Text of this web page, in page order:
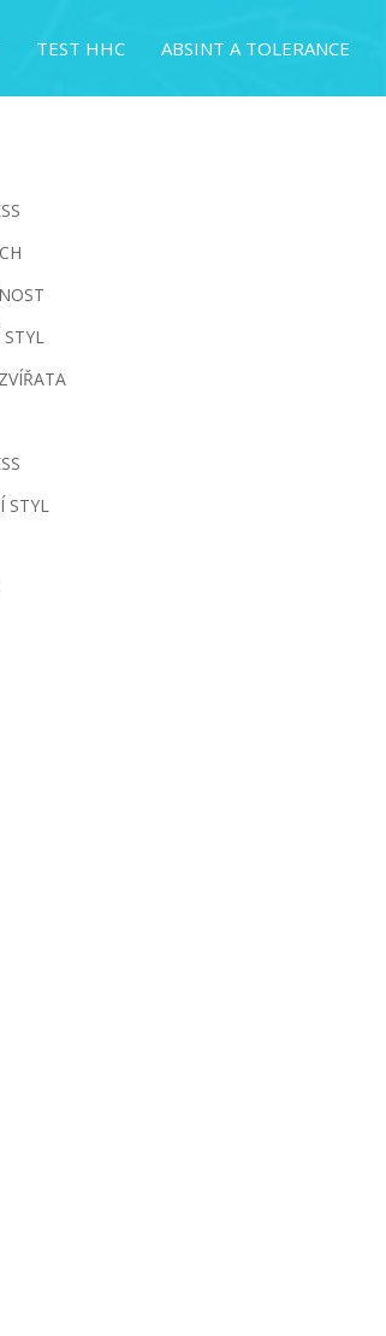
TEST HHC ABSINT A TOLERANCE
STYL